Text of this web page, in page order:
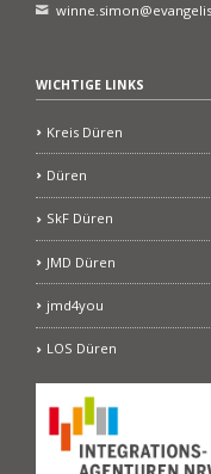
WICHTIGE LINKS
Kreis Düren
Düren
SkF Düren
JMD Düren
jmd4you
LOS Düren